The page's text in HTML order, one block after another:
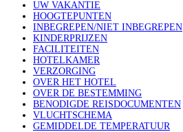
UW VAKANTIE
HOOGTEPUNTEN
INBEGREPEN/NIET INBEGREPEN
KINDERPRIJZEN
FACILITEITEN
HOTELKAMER
VERZORGING
OVER HET HOTEL
OVER DE BESTEMMING
BENODIGDE REISDOCUMENTEN
VLUCHTSCHEMA
GEMIDDELDE TEMPERATUUR